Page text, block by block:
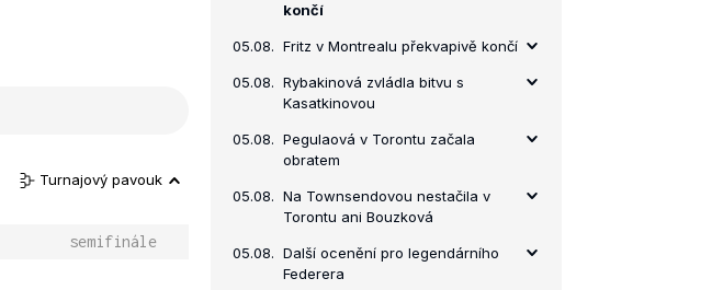
Turnajový pavouk
semifinále
končí
05.08. Fritz v Montrealu překvapivě končí
05.08. Rybakinová zvládla bitvu s
Kasatkinovou
05.08. Pegulaová v Torontu začala
obratem
05.08. Na Townsendovou nestačila v
Torontu ani Bouzková
05.08. Další ocenění pro legendárního
Federera